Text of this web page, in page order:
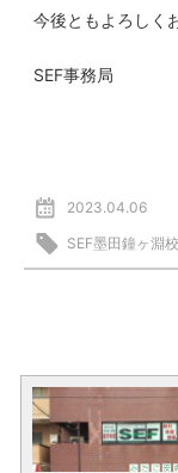
今後ともよろしく
SEF事務局
2023.04.06
SEF墨田鐘ヶ淵校